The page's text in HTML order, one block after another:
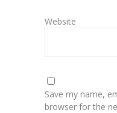
Website
Save my name,
browser for the